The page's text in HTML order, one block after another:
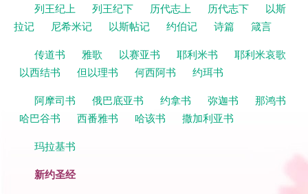
列王纪上
列王纪下 历代志上 历代志下
以斯
拉记
尼希米记 以斯帖记 约伯记 诗篇
箴言
传道书
雅歌 以赛亚书 耶利米书
耶利米哀歌
以西结书
但以理书 何西阿书
约珥书
阿摩司书
俄巴底亚书 约拿书 弥迦书
那鸿书
哈巴谷书
西番雅书 哈该书
撒加利亚书
玛拉基书
新约圣经